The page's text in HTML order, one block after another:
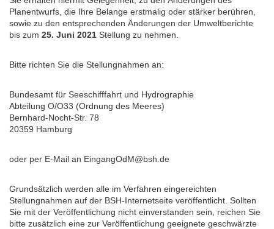
Planentwurfs, die Ihre Belange erstmalig oder stärker berühren,
sowie zu den entsprechenden Änderungen der Umweltberichte
bis zum 25. Juni 2021 Stellung zu nehmen.
Bitte richten Sie die Stellungnahmen an:
Bundesamt für Seeschifffahrt und Hydrographie
Abteilung O/O33 (Ordnung des Meeres)
Bernhard-Nocht-Str. 78
20359 Hamburg
oder per E-Mail an EingangOdM@bsh.de
Grundsätzlich werden alle im Verfahren eingereichten
Stellungnahmen auf der BSH-Internetseite veröffentlicht. Sollten
Sie mit der Veröffentlichung nicht einverstanden sein, reichen Sie
bitte zusätzlich eine zur Veröffentlichung geeignete geschwärzte